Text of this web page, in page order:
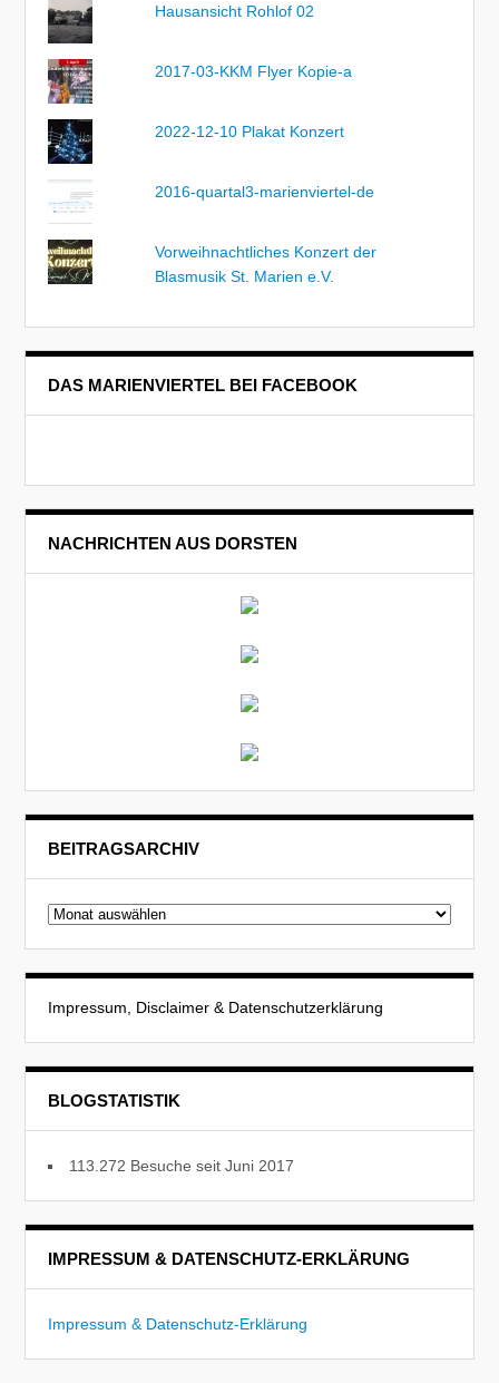
Hausansicht Rohlof 02
2017-03-KKM Flyer Kopie-a
2022-12-10 Plakat Konzert
2016-quartal3-marienviertel-de
Vorweihnachtliches Konzert der
Blasmusik St. Marien e.V.
DAS MARIENVIERTEL BEI FACEBOOK
NACHRICHTEN AUS DORSTEN
BEITRAGSARCHIV
Beitragsarchiv
Impressum, Disclaimer & Datenschutzerklärung
BLOGSTATISTIK
113.272 Besuche seit Juni 2017
IMPRESSUM & DATENSCHUTZ-ERKLÄRUNG
Impressum & Datenschutz-Erklärung